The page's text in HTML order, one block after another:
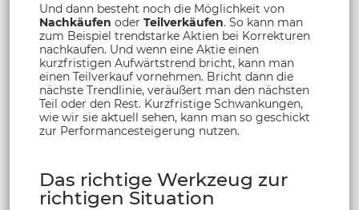
Und dann besteht noch die Möglichkeit von
Nachkäufen oder Teilverkäufen. So kann man
zum Beispiel trendstarke Aktien bei Korrekturen
nachkaufen. Und wenn eine Aktie einen
kurzfristigen Aufwärtstrend bricht, kann man
einen Teilverkauf vornehmen. Bricht dann die
nächste Trendlinie, veräußert man den nächsten
Teil oder den Rest. Kurzfristige Schwankungen,
wie wir sie aktuell sehen, kann man so geschickt
zur Performancesteigerung nutzen.
Das richtige Werkzeug zur
richtigen Situation